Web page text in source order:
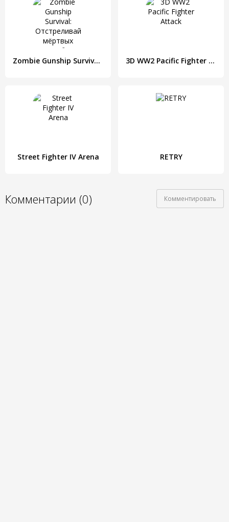
Zombie Gunship Survival: Отстреливай мёртвых зомби 3D WW2 Pacific Fighter Attack
Street Fighter IV Arena RETRY
Комментарии (0) Комментировать